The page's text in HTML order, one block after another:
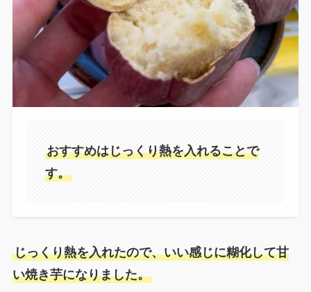
おすすめはじっくり熱を入れることで
す。
じっくり熱を入れたので、いい感じに糊化して甘
い焼き芋になりました。